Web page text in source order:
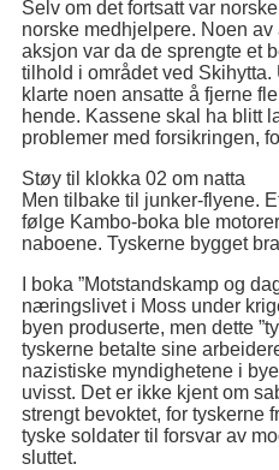
Selv om det fortsatt var
norske medhjelpere. Noen
aksjon var da de sprengte et
tilhold i området ved
klarte noen ansatte å fjerne
hende. Kassene skal ha blitt
problemer med forsikringen,
Støy til klokka 02 om natta
Men tilbake til junker-flyene.
følge Kambo-boka ble
naboene. Tyskerne bygget
I boka ”Motstandskamp og
næringslivet i Moss under
byen produserte, men dette
tyskerne betalte sine
nazistiske myndighetene i
uvisst. Det er ikke kjent om
strengt bevoktet, for tyskerne
tyske soldater til forsvar av
sluttet.